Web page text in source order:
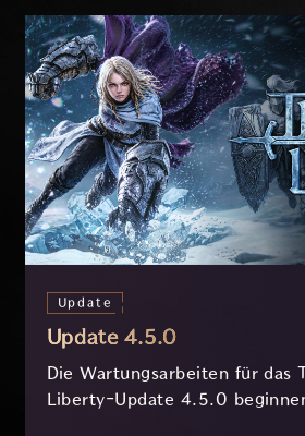
Update
Update 4.5.0
Die Wartungsarbeiten für das
Liberty-Update 4.5.0